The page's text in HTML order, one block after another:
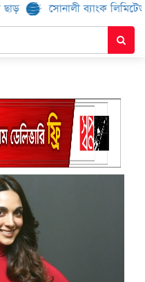
সোনালী ব্যাংক লিমিটেড-এর